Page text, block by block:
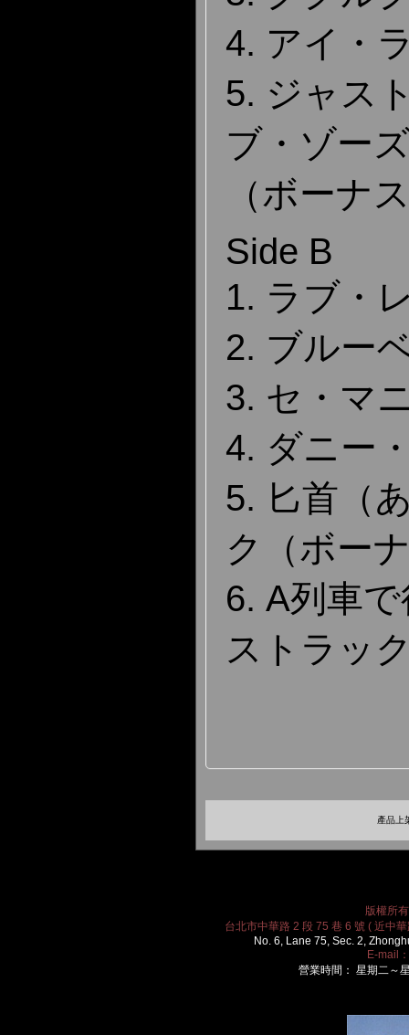
4. アイ・
5. ジャス
ブ・ゾー
（ボーナ
Side B
1. ラブ・
2. ブルー
3. セ・マ
4. ダニー
5. 匕首（
ク（ボー
6. A列車
ストラッ
產品上
版權所
台北市中華路 2 段 75 巷 6 號 ( 近中
No. 6, Lane 75, Sec. 2,
E-mail：
營業時間： 星期二～